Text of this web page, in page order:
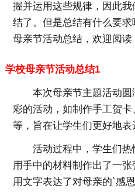
握并运用这些规律，因此
结了。但是总结有什么要
母亲节活动总结，欢迎阅读
学校母亲节活动总结1
本次母亲节主题活动圆
彩的活动，如制作手工贺
等，旨在让学生们更好地表
活动过程中，学生们热
用手中的材料制作出了一张
用文字表达了对母亲的`感